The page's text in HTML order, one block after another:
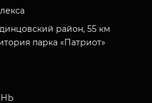
район, 55 км
парка «Патриот»